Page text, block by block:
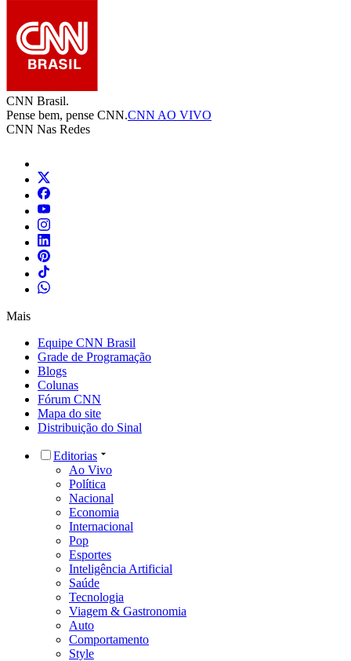
CNN Brasil.
Pense bem, pense CNN.CNN AO VIVO
CNN Nas Redes
Mais
Equipe CNN Brasil
Grade de Programação
Blogs
Colunas
Fórum CNN
Mapa do site
Distribuição do Sinal
Editorias
Ao Vivo
Política
Nacional
Economia
Internacional
Pop
Esportes
Inteligência Artificial
Saúde
Tecnologia
Viagem & Gastronomia
Auto
Comportamento
Style